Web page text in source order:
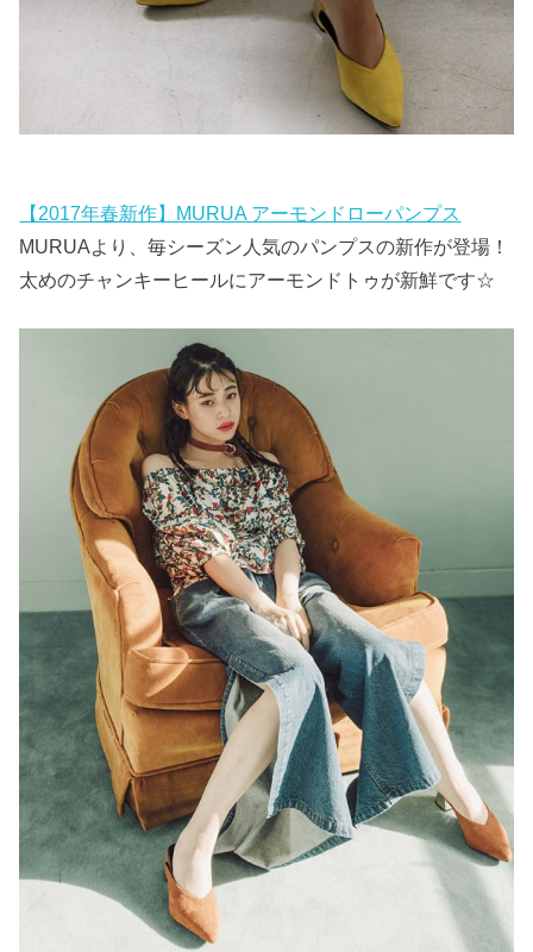
【2017年春新作】MURUA アーモンドローパンプス
MURUAより、毎シーズン人気のパンプスの新作が登場！
太めのチャンキーヒールにアーモンドトゥが新鮮です☆